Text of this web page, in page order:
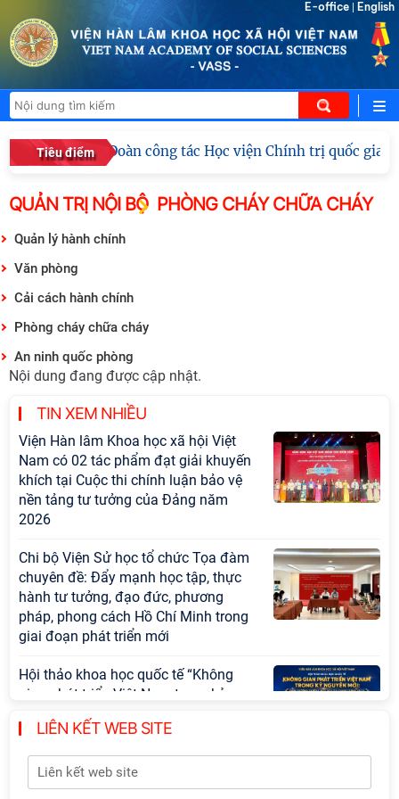
E-office English
Tiêu điểm Đoàn công tác Học viện Chính trị quốc gia
QUẢN TRỊ NỘI BỘ PHÒNG CHÁY CHỮA CHÁY
Quản lý hành chính
Văn phòng
Cải cách hành chính
Phòng cháy chữa cháy
An ninh quốc phòng
Nội dung đang được cập nhật.
TIN XEM NHIỀU
Viện Hàn lâm Khoa học xã hội Việt
Nam có 02 tác phẩm đạt giải khuyến
khích tại Cuộc thi chính luận bảo vệ
nền tảng tư tưởng của Đảng năm
2026
Chi bộ Viện Sử học tổ chức Tọa đàm
chuyên đề: Đẩy mạnh học tập, thực
hành tư tưởng, đạo đức, phương
pháp, phong cách Hồ Chí Minh trong
giai đoạn phát triển mới
Hội thảo khoa học quốc tế “Không
gian phát triển Việt Nam trong kỷ
nguyên mới: Định hướng chiến lược
và lựa chọn chính sách” sẽ diễn ra
vào thứ ba, ngày 28/7/2026
Tọa đàm Giao lưu chuyên đề về
LIÊN KẾT WEB SITE